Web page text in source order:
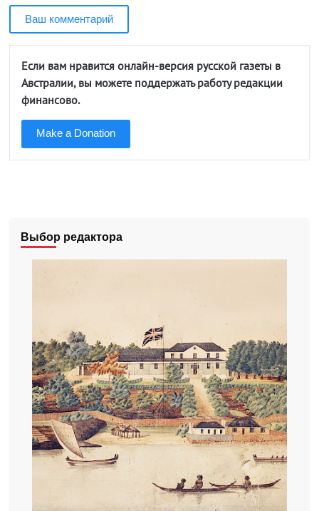
Ваш комментарий
Если вам нравится онлайн-версия русской газеты в
Австралии, вы можете поддержать работу редакции
финансово.
Make a Donation
Выбор редактора